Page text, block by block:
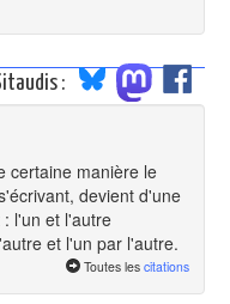
:
certaine manière le
devient d'une
l'un et l'autre
et l'un par l'autre.
Toutes les citations